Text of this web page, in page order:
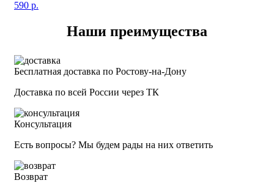
590 р.
Наши преимущества
Бесплатная доставка по Ростову-на-Дону
Доставка по всей России через ТК
Консультация
Есть вопросы? Мы будем рады на них ответить
Возврат